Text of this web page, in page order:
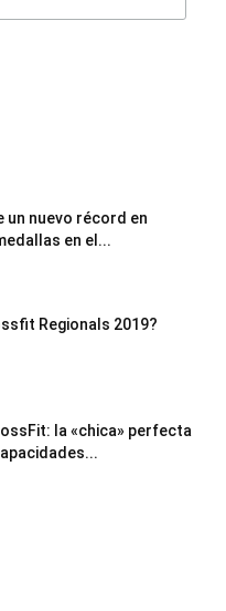
un nuevo récord en
en el...
Regionals 2019?
la «chica» perfecta